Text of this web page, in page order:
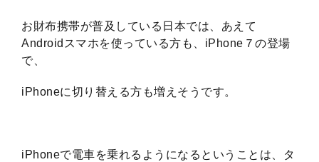
お財布携帯が普及している日本では、あえて
Androidスマホを使っている方も、iPhone７の登場
で、
iPhoneに切り替える方も増えそうです。
iPhoneで電車を乗れるようになるということは、タ